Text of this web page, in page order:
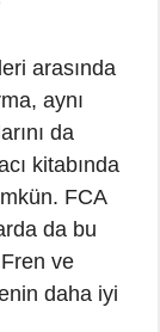
arasında
aynı
da
kitabında
FCA
da bu
Fren ve
daha iyi